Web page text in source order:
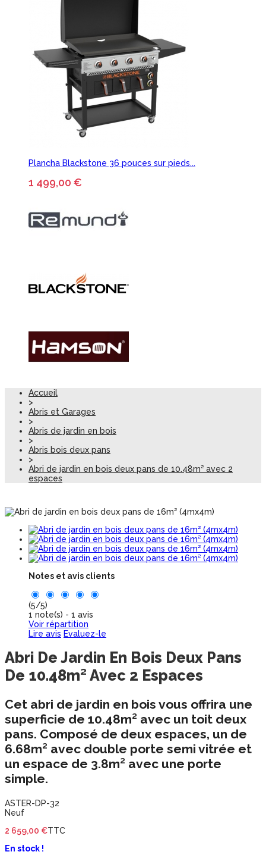
Plancha Blackstone 36 pouces sur pieds...
1 499,00 €
Accueil
>
Abris et Garages
>
Abris de jardin en bois
>
Abris bois deux pans
>
Abri de jardin en bois deux pans de 10.48m² avec 2
espaces
Notes et avis clients
(5/5)
1 note(s) - 1 avis
Voir répartition
Lire avis Evaluez-le
Abri De Jardin En Bois Deux Pans
De 10.48m² Avec 2 Espaces
Cet abri de jardin en bois vous offrira une
superficie de 10.48m² avec un toit deux
pans. Composé de deux espaces, un de
6.68m² avec double porte semi vitrée et
un espace de 3.8m² avec une porte
simple.
ASTER-DP-32
Neuf
2 659,00 €TTC
En stock !